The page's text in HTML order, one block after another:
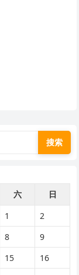
动内链_文章
on line
雷霆格。 火
生旺月；戊
搜索
六
日
1
2
8
9
15
16